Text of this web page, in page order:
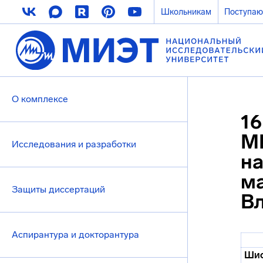
Школьникам
О комплексе
Исследования и разработки
Защиты диссертаций
Аспирантура и докторантура